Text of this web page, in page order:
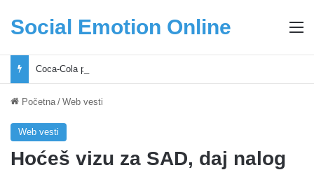
Social Emotion Online
Početna / Web vesti
Web vesti
Hoćeš vizu za SAD, daj nalog